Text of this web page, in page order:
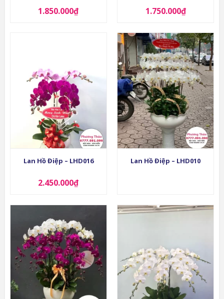
1.850.000₫ 1.750.000₫
Lan Hồ Điệp – LHD016
2.450.000₫
Lan Hồ Điệp – LHD010